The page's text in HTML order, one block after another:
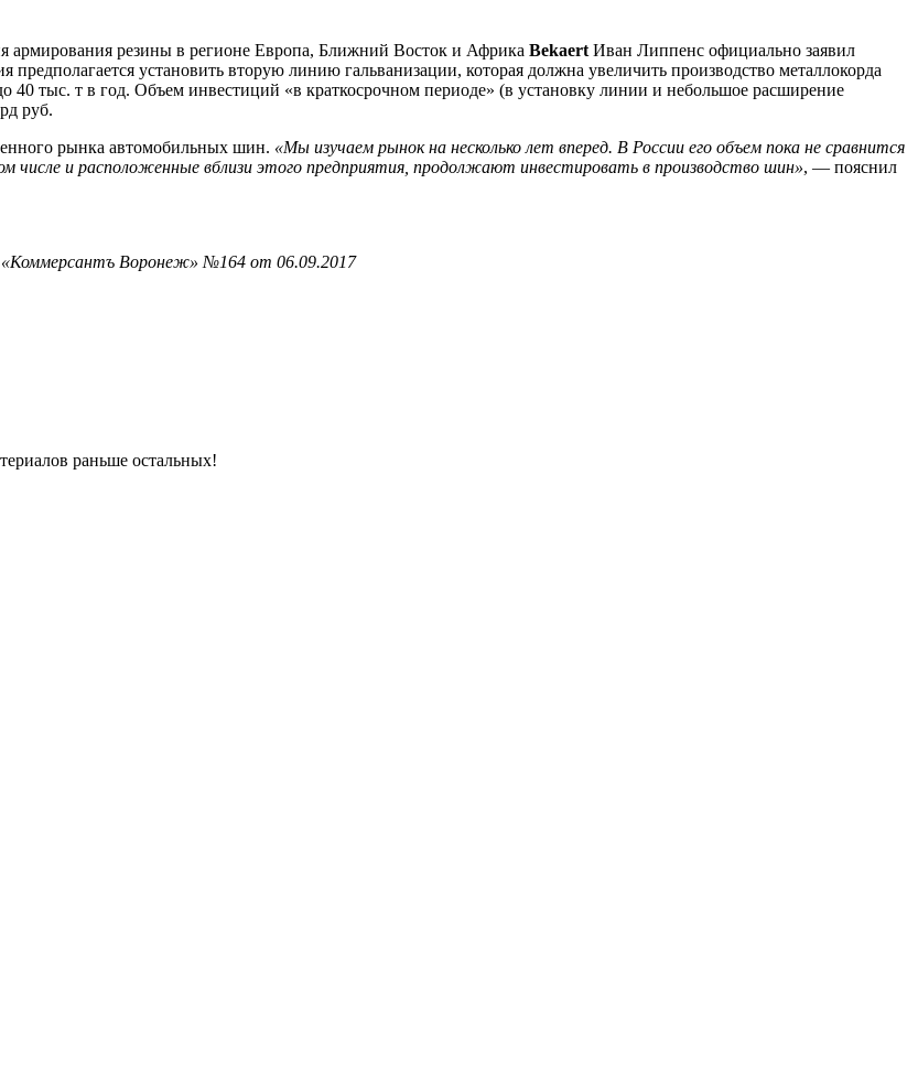
армирования резины в регионе Европа, Ближний Восток и Африка Bekaert Иван Липпенс официально заявил
установить вторую линию гальванизации, которая должна увеличить производство металлокорда
40 тыс. т в год. Объем инвестиций «в краткосрочном периоде» (в установку линии и небольшое расширение
руб.
рынка автомобильных шин. «Мы изучаем рынок на несколько лет вперед. В России его объем пока не сравнится
и расположенные вблизи этого предприятия, продолжают инвестировать в производство шин», — пояснил
«Коммерсантъ Воронеж» №164 от 06.09.2017
раньше остальных!